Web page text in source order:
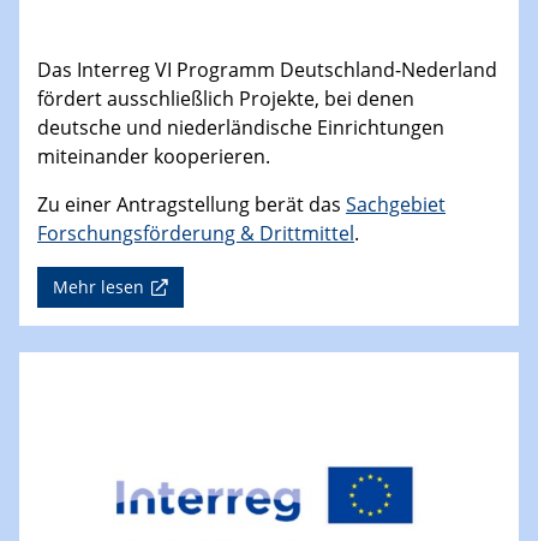
Das Interreg VI Programm Deutschland-Nederland
fördert ausschließlich Projekte, bei denen
deutsche und niederländische Einrichtungen
miteinander kooperieren.
Zu einer Antragstellung berät das Sachgebiet
Forschungsförderung & Drittmittel.
Mehr lesen